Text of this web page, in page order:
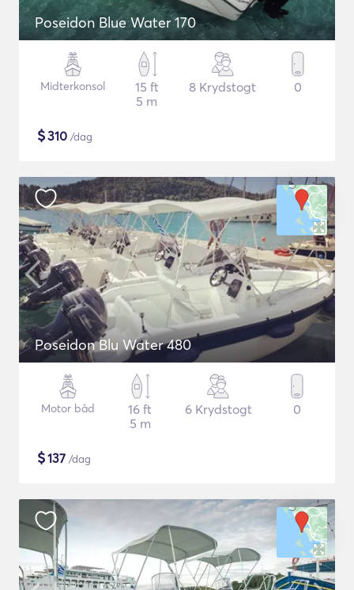
Poseidon Blue Water 170
Midterkonsol
15 ft
5 m
8 Krydstogt 0
$310 /dag
Poseidon Blu Water 480
Motor båd
16 ft
5 m
6 Krydstogt 0
$137 /dag